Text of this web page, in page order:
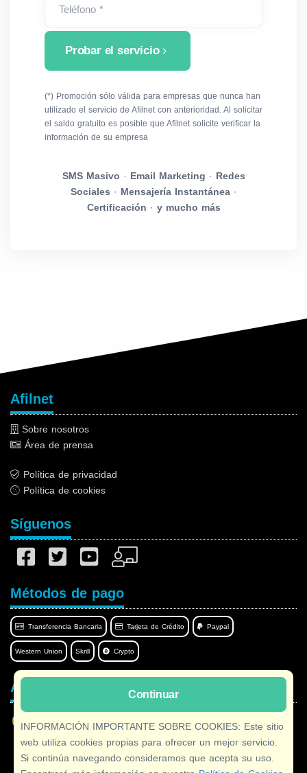
Teléfono *
Probar el servicio
(*) Promoción sólo válida para empresas que nunca han
utilizado el servicio de Afilnet con anterioridad. Al solicitar
el saldo gratuito es posible que Afilnet solicite verificar la
información de su empresa
SMS Masivo · Email Marketing · Redes
Sociales · Mensajería Instantánea·
Certificación · y mucho más
Continuar
INFORMACIÓN IMPORTANTE SOBRE COOKIES: Este sitio
web utiliza cookies propias para ofrecer un mejor servicio.
Si continúa navegando consideramos que acepta su uso.
Afilnet
Sobre nosotros
Área de prensa
Política de privacidad
Política de cookies
Síguenos
Métodos de pago
Transferencia Bancaria Tarjeta de Crédito Paypal
Western Union Skrill Crypto
Afilnet en su idioma
Copyright © 2026 Afilnet· Todos los derechos Reservados